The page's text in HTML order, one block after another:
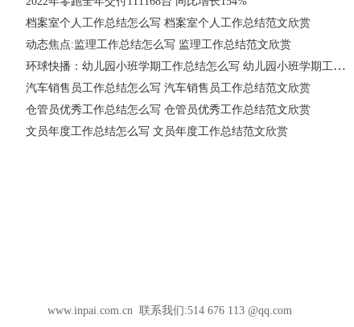
档案室个人工作总结怎么写 档案室个人工作总结范文欣赏
动态焦点:监理工作总结怎么写 监理工作总结范文欣赏
环球快播：幼儿园小班学期工作总结怎么写 幼儿园小班学期工作总结范文欣赏
汽车销售员工作总结怎么写 汽车销售员工作总结范文欣赏
仓管员优秀工作总结怎么写 仓管员优秀工作总结范文欣赏
文员年度工作总结怎么写 文员年度工作总结范文欣赏
www.inpai.com.cn 联系我们:514 676 113 @qq.com